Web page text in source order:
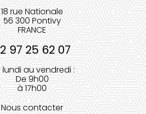
18 rue Nationale
56 300 Pontivy
FRANCE
97 25 62 07
lundi au vendredi :
De 9h00
à 17h00
Nous contacter